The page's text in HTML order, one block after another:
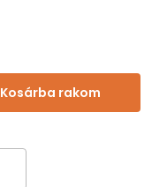
Kosárba rakom